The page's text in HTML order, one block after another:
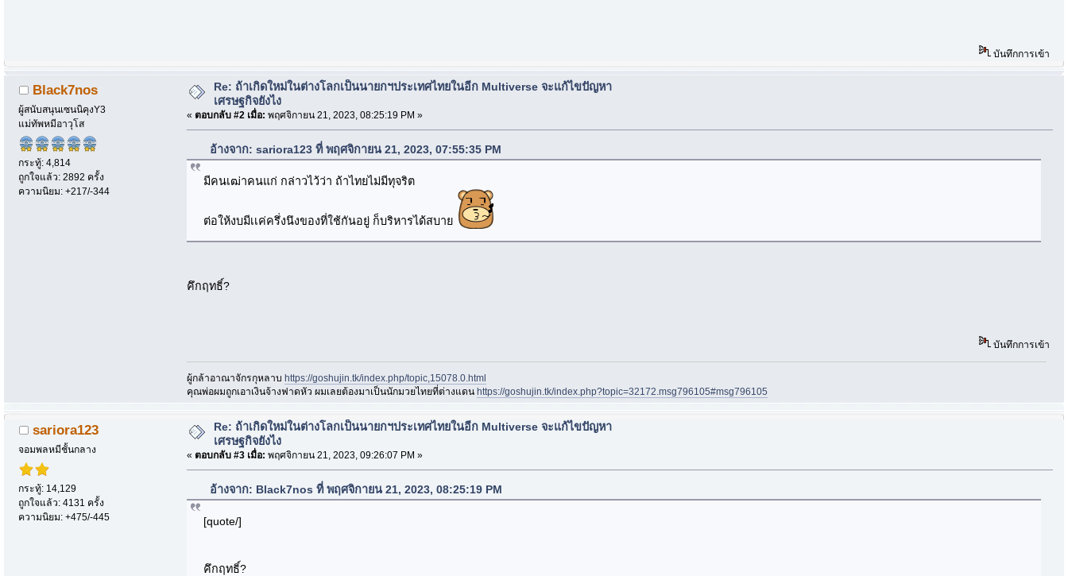
บันทึกการเข้า
Black7nos
ผู้สนับสนุนเซนนิคุงY3
แม่ทัพหมีอาวุโส
กระทู้: 4,814
ถูกใจแล้ว: 2892 ครั้ง
ความนิยม: +217/-344
Re: ถ้าเกิดใหม่ในต่างโลกเป็นนายกฯประเทศไทยในอีก Multiverse จะแก้ไขปัญหา
เศรษฐกิจยังไง
« ตอบกลับ #2 เมื่อ: พฤศจิกายน 21, 2023, 08:25:19 PM »
อ้างจาก: sariora123 ที่ พฤศจิกายน 21, 2023, 07:55:35 PM
มีคนเฒ่าคนแก่ กล่าวไว้ว่า ถ้าไทยไม่มีทุจริต
ต่อให้งบมีเเค่ครึ่งนึงของที่ใช้กันอยู่ ก็บริหารได้สบาย
คึกฤทธิ์?
บันทึกการเข้า
ผู้กล้าอาณาจักรกุหลาบ https://goshujin.tk/index.php/topic,15078.0.html
ึคุณพ่อผมถูกเอาเงินจ้างฟาดหัว ผมเลยต้องมาเป็นนักมวยไทยที่ต่างแดน https://goshujin.tk/index.php?topic=32172.msg796105#msg796105
sariora123
จอมพลหมีชั้นกลาง
กระทู้: 14,129
ถูกใจแล้ว: 4131 ครั้ง
ความนิยม: +475/-445
Re: ถ้าเกิดใหม่ในต่างโลกเป็นนายกฯประเทศไทยในอีก Multiverse จะแก้ไขปัญหา
เศรษฐกิจยังไง
« ตอบกลับ #3 เมื่อ: พฤศจิกายน 21, 2023, 09:26:07 PM »
อ้างจาก: Black7nos ที่ พฤศจิกายน 21, 2023, 08:25:19 PM
[quote/]
คึกฤทธิ์?